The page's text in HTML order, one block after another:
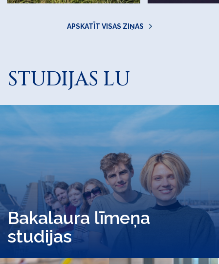
APSKATĪT VISAS ZIŅAS
STUDIJAS LU
Bakalaura līmeņa
studijas